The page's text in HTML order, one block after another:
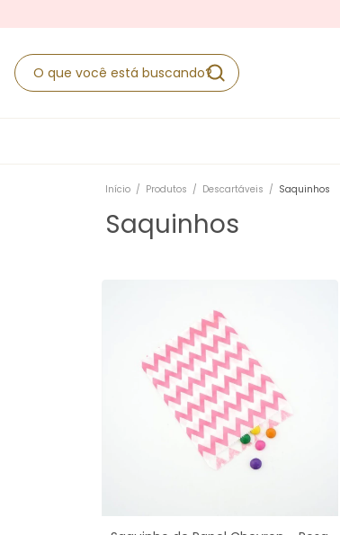
Início / Produtos / Descartáveis / Saquinhos
Saquinhos